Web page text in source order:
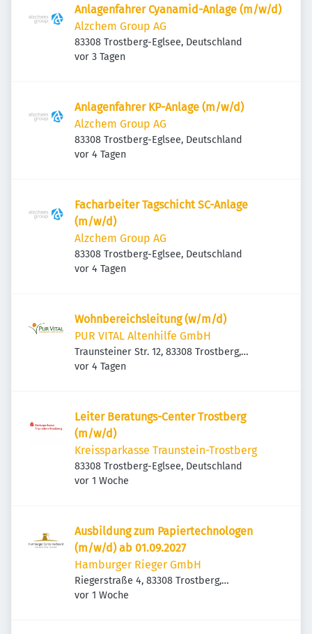
Anlagenfahrer Cyanamid-Anlage (m/w/d)
Alzchem Group AG
83308 Trostberg-Eglsee, Deutschland
Veröffentlicht
vor 3 Tagen
Anlagenfahrer KP-Anlage (m/w/d)
Alzchem Group AG
83308 Trostberg-Eglsee, Deutschland
Veröffentlicht
vor 4 Tagen
Facharbeiter Tagschicht SC-Anlage
(m/w/d)
Alzchem Group AG
83308 Trostberg-Eglsee, Deutschland
Veröffentlicht
vor 4 Tagen
Wohnbereichsleitung (w/m/d)
PUR VITAL Altenhilfe GmbH
Traunsteiner Str. 12, 83308 Trostberg,
Deutschland
Veröffentlicht
vor 4 Tagen
Leiter Beratungs-Center Trostberg
(m/w/d)
Kreissparkasse Traunstein-Trostberg
83308 Trostberg-Eglsee, Deutschland
Veröffentlicht
vor 1 Woche
Ausbildung zum Papiertechnologen
(m/w/d) ab 01.09.2027
Hamburger Rieger GmbH
Riegerstraße 4, 83308 Trostberg,
Deutschland
Veröffentlicht
vor 1 Woche